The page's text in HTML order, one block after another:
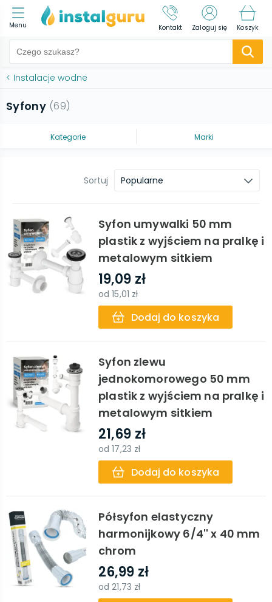
Menu Kontakt Zaloguj się Koszyk
< Instalacje wodne
Syfony (69)
Kategorie Marki
Sortuj Popularne
Syfon umywalki 50 mm
plastik z wyjściem na pralkę i
metalowym sitkiem
19,09 zł
od15,01 zł
Dodaj do koszyka
Syfon zlewu
jednokomorowego 50 mm
plastik z wyjściem na pralkę i
metalowym sitkiem
21,69 zł
od17,23 zł
Dodaj do koszyka
Półsyfon elastyczny
harmonijkowy 6/4'' x 40 mm
chrom
26,99 zł
od21,73 zł